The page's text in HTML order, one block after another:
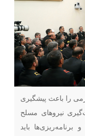
را باعث پیشگیری
نیروهای مسلح
برنامه‌ریزی‌ها باید